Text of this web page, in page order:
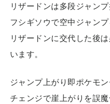
リザードンは多段ジャン
フシギソウで空中ジャン
リザードンに交代した後
います。
ジャンプ上がり即ポケモ
チェンジで崖上がりを誤魔